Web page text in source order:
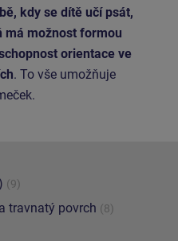
kdy se dítě učí psát,
má možnost formou
orientace ve
. To vše umožňuje
(9)
travnatý povrch (8)